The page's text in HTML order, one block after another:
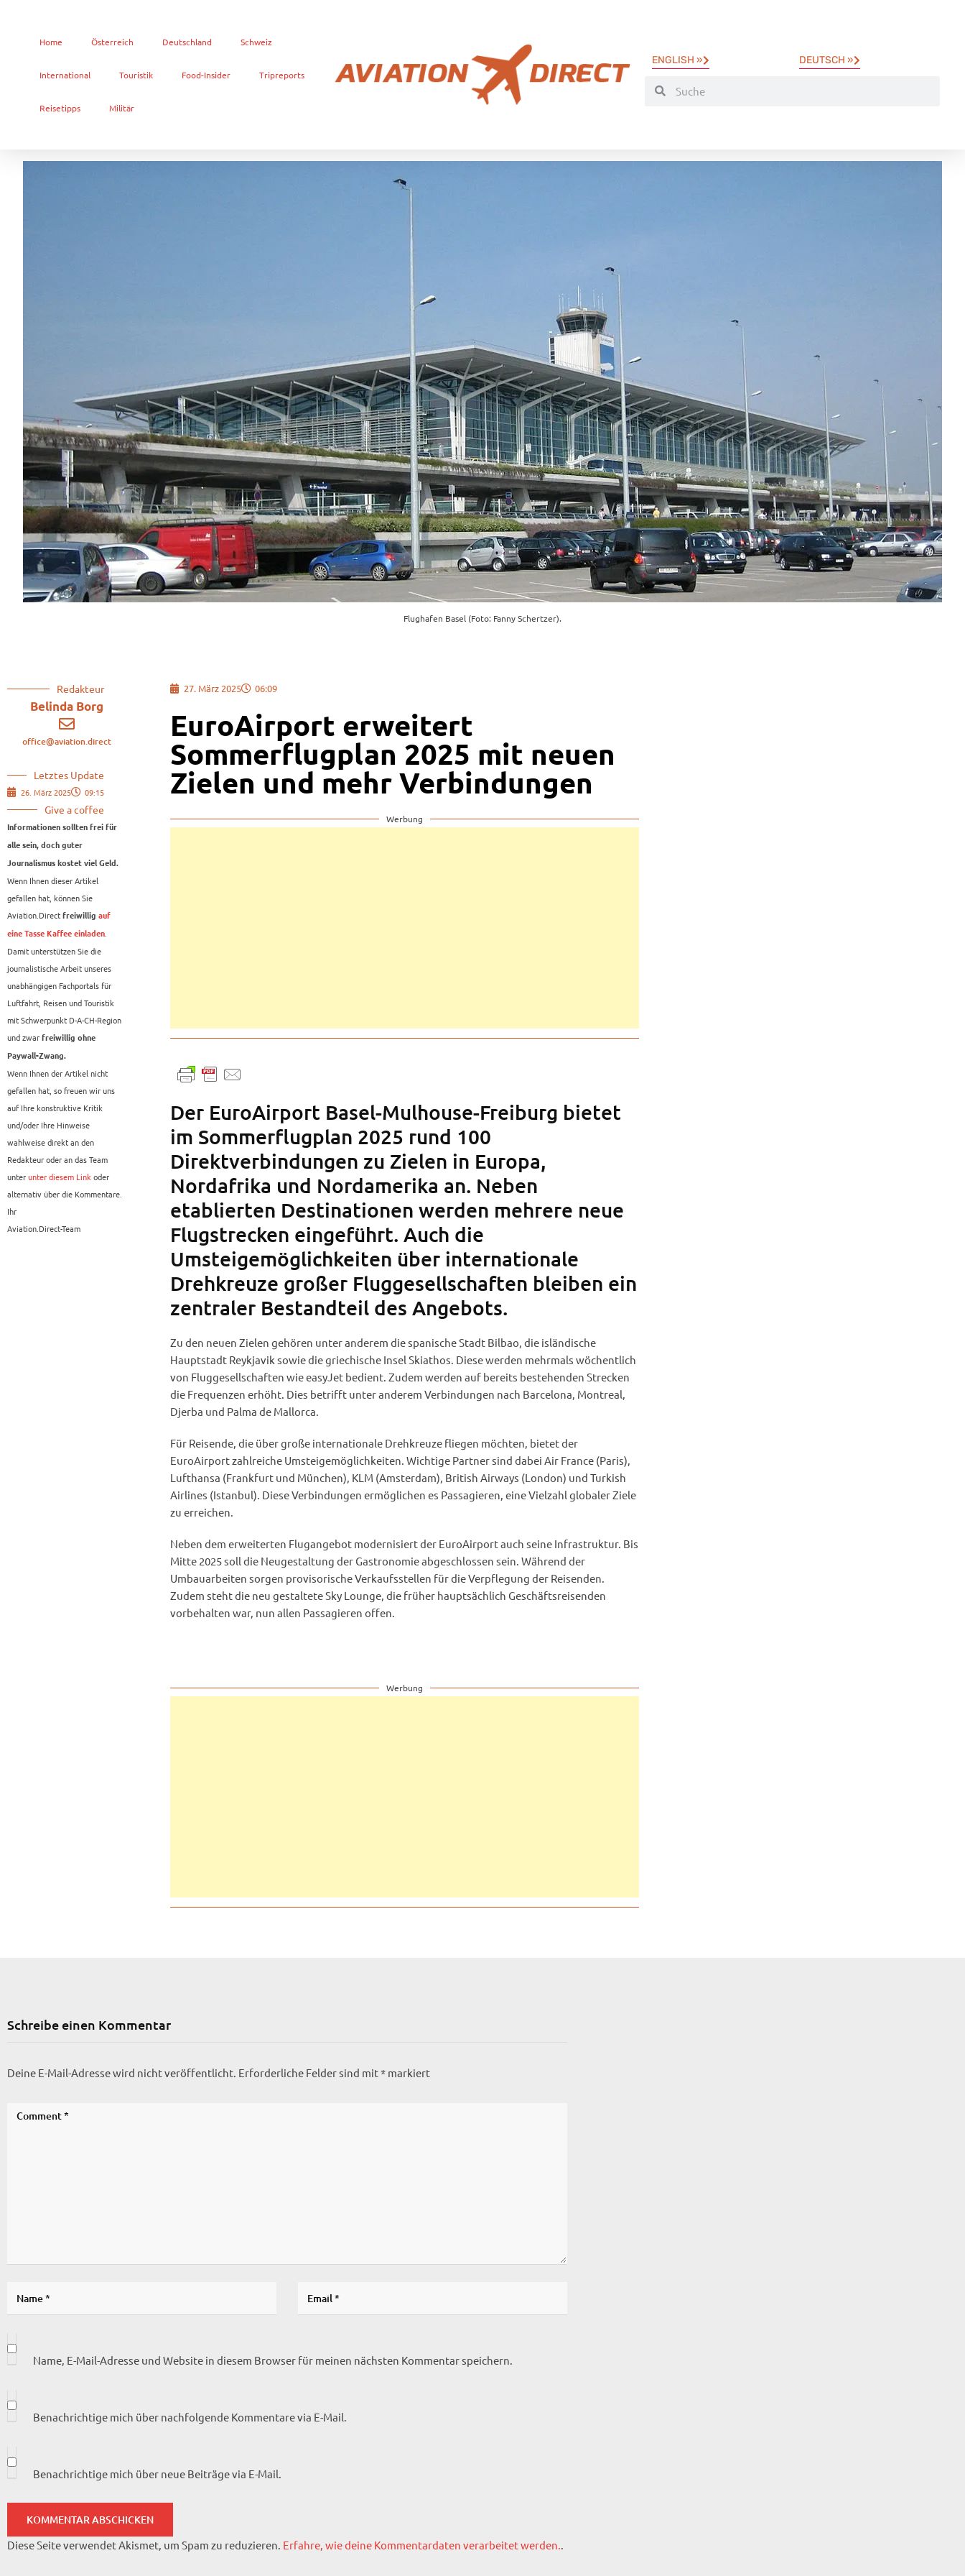
Home Österreich Deutschland Schweiz
International Touristik Food-Insider Tripreports
Reisetipps Militär
ENGLISH » DEUTSCH »
Flughafen Basel (Foto: Fanny Schertzer).
Redakteur
Belinda Borg
office@aviation.direct
Letztes Update
26. März 2025 09:15
Give a coffee
Informationen sollten frei für
alle sein, doch guter
Journalismus kostet viel Geld.
Wenn Ihnen dieser Artikel
gefallen hat, können Sie
Aviation.Direct freiwillig auf
eine Tasse Kaffee einladen.
Damit unterstützen Sie die
journalistische Arbeit unseres
unabhängigen Fachportals für
Luftfahrt, Reisen und Touristik
mit Schwerpunkt D-A-CH-Region
und zwar freiwillig ohne
Paywall-Zwang.
Wenn Ihnen der Artikel nicht
gefallen hat, so freuen wir uns
auf Ihre konstruktive Kritik
und/oder Ihre Hinweise
wahlweise direkt an den
Redakteur oder an das Team
unterunter diesem Linkoder
alternativ über die Kommentare.
Ihr
Aviation.Direct-Team
27. März 2025 06:09
EuroAirport erweitert
Sommerflugplan 2025 mit neuen
Zielen und mehr Verbindungen
Werbung
Der EuroAirport Basel-Mulhouse-Freiburg bietet
im Sommerflugplan 2025 rund 100
Direktverbindungen zu Zielen in Europa,
Nordafrika und Nordamerika an. Neben
etablierten Destinationen werden mehrere neue
Flugstrecken eingeführt. Auch die
Umsteigemöglichkeiten über internationale
Drehkreuze großer Fluggesellschaften bleiben ein
zentraler Bestandteil des Angebots.
Zu den neuen Zielen gehören unter anderem die spanische Stadt Bilbao, die isländische
Hauptstadt Reykjavik sowie die griechische Insel Skiathos. Diese werden mehrmals wöchentlich
von Fluggesellschaften wie easyJet bedient. Zudem werden auf bereits bestehenden Strecken
die Frequenzen erhöht. Dies betrifft unter anderem Verbindungen nach Barcelona, Montreal,
Djerba und Palma de Mallorca.
Für Reisende, die über große internationale Drehkreuze fliegen möchten, bietet der
EuroAirport zahlreiche Umsteigemöglichkeiten. Wichtige Partner sind dabei Air France (Paris),
Lufthansa (Frankfurt und München), KLM (Amsterdam), British Airways (London) und Turkish
Airlines (Istanbul). Diese Verbindungen ermöglichen es Passagieren, eine Vielzahl globaler Ziele
zu erreichen.
Neben dem erweiterten Flugangebot modernisiert der EuroAirport auch seine Infrastruktur. Bis
Mitte 2025 soll die Neugestaltung der Gastronomie abgeschlossen sein. Während der
Umbauarbeiten sorgen provisorische Verkaufsstellen für die Verpflegung der Reisenden.
Zudem steht die neu gestaltete Sky Lounge, die früher hauptsächlich Geschäftsreisenden
vorbehalten war, nun allen Passagieren offen.
Werbung
Schreibe einen Kommentar
Deine E-Mail-Adresse wird nicht veröffentlicht. Erforderliche Felder sind mit* markiert
Name, E-Mail-Adresse und Website in diesem Browser für meinen nächsten Kommentar speichern.
Benachrichtige mich über nachfolgende Kommentare via E-Mail.
Benachrichtige mich über neue Beiträge via E-Mail.
Diese Seite verwendet Akismet, um Spam zu reduzieren. Erfahre, wie deine Kommentardaten verarbeitet werden..